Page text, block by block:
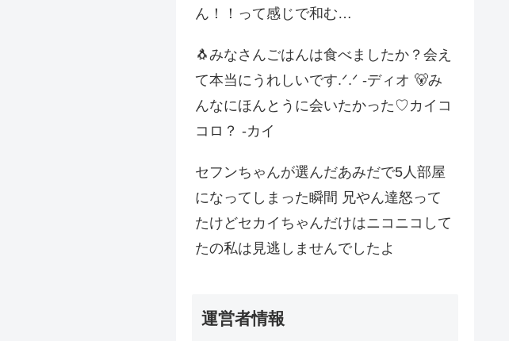
ん！！って感じで和む…
🐧みなさんごはんは食べましたか？会え
て本当にうれしいです.ᐟ.ᐟ -ディオ 🐻み
んなにほんとうに会いたかった♡カイコ
コロ？ -カイ
セフンちゃんが選んだあみだで5人部屋
になってしまった瞬間 兄やん達怒って
たけどセカイちゃんだけはニコニコして
たの私は見逃しませんでしたよ
運営者情報